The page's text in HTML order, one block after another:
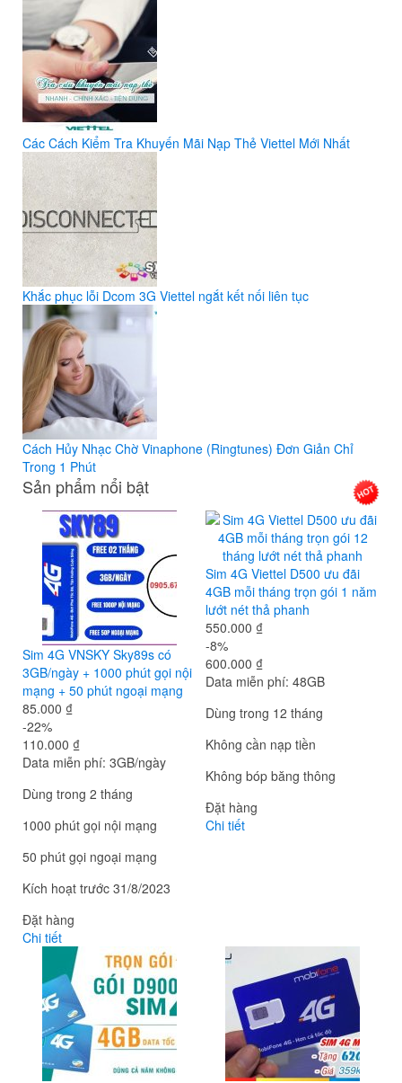
Các Cách Kiểm Tra Khuyến Mãi Nạp Thẻ Viettel Mới Nhất
Khắc phục lỗi Dcom 3G Viettel ngắt kết nối liên tục
Cách Hủy Nhạc Chờ Vinaphone (Ringtunes) Đơn Giản Chỉ
Trong 1 Phút
Sản phẩm nổi bật
Sim 4G VNSKY Sky89s có
3GB/ngày + 1000 phút gọi nội
mạng + 50 phút ngoại mạng
85.000 ₫
-22%
110.000 ₫
Data miễn phí: 3GB/ngày
Dùng trong 2 tháng
1000 phút gọi nội mạng
50 phút gọi ngoại mạng
Kích hoạt trước 31/8/2023
Đặt hàng
Chi tiết
Sim 4G Viettel D500 ưu đãi
4GB mỗi tháng trọn gói 1 năm
lướt nét thả phanh
550.000 ₫
-8%
600.000 ₫
Data miễn phí: 48GB
Dùng trong 12 tháng
Không cần nạp tiền
Không bóp băng thông
Đặt hàng
Chi tiết